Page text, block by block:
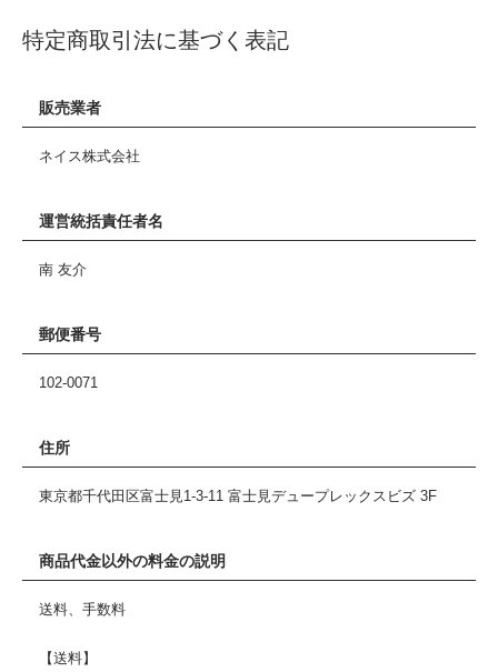
特定商取引法に基づく表記
販売業者
ネイス株式会社
運営統括責任者名
南 友介
郵便番号
102-0071
住所
東京都千代田区富士見1-3-11 富士見デュープレックスビズ 3F
商品代金以外の料金の説明
送料、手数料
【送料】